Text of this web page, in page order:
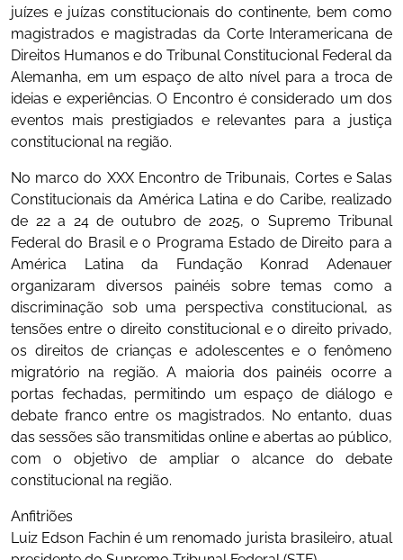
juízes e juízas constitucionais do continente, bem como
magistrados e magistradas da Corte Interamericana de
Direitos Humanos e do Tribunal Constitucional Federal da
Alemanha, em um espaço de alto nível para a troca de
ideias e experiências. O Encontro é considerado um dos
eventos mais prestigiados e relevantes para a justiça
constitucional na região.
No marco do XXX Encontro de Tribunais, Cortes e Salas
Constitucionais da América Latina e do Caribe, realizado
de 22 a 24 de outubro de 2025, o Supremo Tribunal
Federal do Brasil e o Programa Estado de Direito para a
América Latina da Fundação Konrad Adenauer
organizaram diversos painéis sobre temas como a
discriminação sob uma perspectiva constitucional, as
tensões entre o direito constitucional e o direito privado,
os direitos de crianças e adolescentes e o fenômeno
migratório na região. A maioria dos painéis ocorre a
portas fechadas, permitindo um espaço de diálogo e
debate franco entre os magistrados. No entanto, duas
das sessões são transmitidas online e abertas ao público,
com o objetivo de ampliar o alcance do debate
constitucional na região.
Anfitriões
Luiz Edson Fachin é um renomado jurista brasileiro, atual